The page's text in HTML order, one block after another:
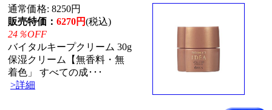
通常価格: 8250円
販売特価： 6270円(税込)
24％OFF
バイタルキープクリーム 30g
保湿クリーム【無香料・無
着色」 すべての成･･･
>詳細